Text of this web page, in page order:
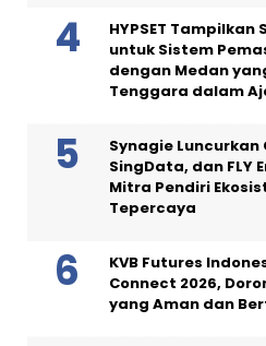
HYPSET
untuk Sistem
dengan Medan
Tenggara dalam
Synagie Luncurkan
SingData, dan FLY
Mitra Pendiri
Tepercaya
KVB Futures
Connect 2026,
yang Aman dan